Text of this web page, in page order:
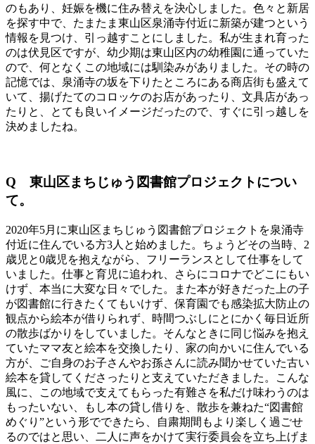
のもあり、妊娠を機に住み替えを決心しました。色々と新居
を探す中で、たまたま東山区泉涌寺付近に新築が建つという
情報を見つけ、引っ越すことにしました。私が生まれ育った
のは伏見区ですが、幼少期は東山区内の幼稚園に通っていた
ので、何となくこの地域には馴染みがありました。その時の
記憶では、泉涌寺の坂を下りたところにある商店街も盛えて
いて、揚げたてのコロッケのお店があったり、文具店があっ
たりと、とても良いイメージだったので、すぐに引っ越しを
決めましたね。
Q 東山区まちじゅう図書館プロジェクトについ
て。
2020年5月に東山区まちじゅう図書館プロジェクトを泉涌寺
付近に住んでいる方3人と始めました。ちょうどその当時、2
歳児と0歳児を抱えながら、フリーランスとして仕事をして
いました。仕事と育児に追われ、さらにコロナでどこにもい
けず、本当に大変な日々でした。また本が好きだった上の子
が図書館に行きたくてもいけず、保育園でも感染拡大防止の
観点から絵本が借りられず、時間つぶしにとにかく毎日近所
の散歩ばかりをしていました。そんなときに同じ悩みを抱え
ていたママ友と絵本を交換したり、家の向かいに住んでいる
方が、ご自身のお子さんやお孫さんに読み聞かせていた古い
絵本を貸してくださったりと支えていただきました。こんな
風に、この地域で支えてもらった有難さを私だけ味わうのは
もったいない、もし本の貸し借りを、散歩を兼ねた“図書館
めぐり”という形でできたら、自粛期間もより楽しく過ごせ
るのではと思い、二人に声をかけて実行委員会を立ち上げま